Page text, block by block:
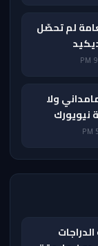
لم تحصّل
ولا
نيويورك